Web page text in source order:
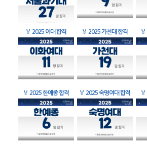
🏅 2025 이대 합격 🏅 2025 가천대 합격 🏅
🏅 2025 한예종 합격 🏅 2025 숙명여대 합격 🏅